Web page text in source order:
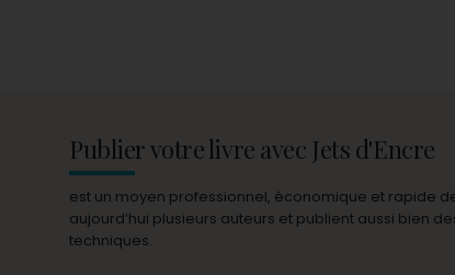
Publier votre livre avec Jets d'Encre
est un moyen professionnel, économique et rapide
aujourd’hui plusieurs auteurs et publient aussi bien
techniques.